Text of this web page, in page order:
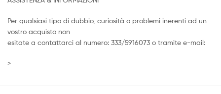
Per qualsiasi tipo di dubbio, curiosità o problemi inerenti ad un
vostro acquisto non
esitate a contattarci al numero: 333/5916073 o tramite e-mail:
>